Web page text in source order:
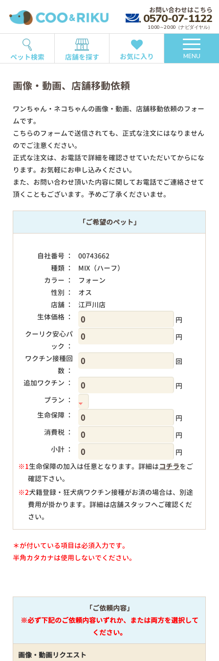
お問い合わせはこちら
0570-07-1122
10:00～20:00（ナビダイヤル）
ペット検索 店舗を探す お気に入り MENU
画像・動画、店舗移動依頼
ワンちゃん・ネコちゃんの画像・動画、店舗移動依頼のフォー
ムです。
こちらのフォームで送信されても、正式な注文にはなりません
のでご注意ください。
正式な注文は、お電話で詳細を確認させていただいてからにな
ります。お気軽にお申し込みください。
また、お問い合わせ頂いた内容に関してお電話でご連絡させて
頂くこともございます。予めご了承くださいませ。
「ご希望のペット」
自社番号 ：
00743662
種類 ：
MIX（ハーフ）
カラー ：
フォーン
性別 ：
オス
店舗 ：
江戸川店
生体価格 ：
円
クーリク安心パ
ック ：
円
ワクチン接種回
数 ：
回
追加ワクチン ：
円
プラン ：
生命保障 ：
円
消費税 ：
円
小計 ：
円
※1生命保障の加入は任意となります。詳細はコチラをご
確認下さい。
※2犬籍登録・狂犬病ワクチン接種がお済の場合は、別途
費用が掛かります。詳細は店舗スタッフへご確認くだ
さい。
＊が付いている項目は必須入力です。
半角カタカナは使用しないでください。
「ご依頼内容」
※必ず下記のご依頼内容いずれか、または両方を選択して
ください。
画像・動画リクエスト